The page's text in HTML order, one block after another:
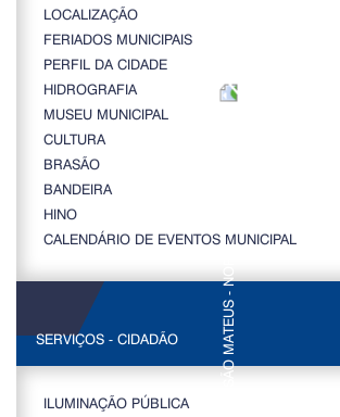
LOCALIZAÇÃO
FERIADOS MUNICIPAIS
PERFIL DA CIDADE
HIDROGRAFIA
MUSEU MUNICIPAL
CULTURA
BRASÃO
BANDEIRA
HINO
CALENDÁRIO DE EVENTOS MUNICIPAL
SERVIÇOS - CIDADÃO
ILUMINAÇÃO PÚBLICA